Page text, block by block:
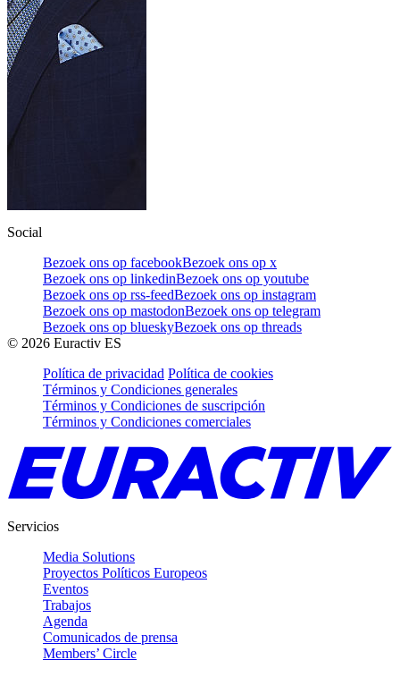
Social
Bezoek ons op facebookBezoek ons op x
Bezoek ons op linkedinBezoek ons op youtube
Bezoek ons op rss-feedBezoek ons op instagram
Bezoek ons op mastodonBezoek ons op telegram
Bezoek ons op blueskyBezoek ons op threads
© 2026 Euractiv ES
Política de privacidad Política de cookies
Términos y Condiciones generales
Términos y Condiciones de suscripción
Términos y Condiciones comerciales
Servicios
Media Solutions
Proyectos Políticos Europeos
Eventos
Trabajos
Agenda
Comunicados de prensa
Members’ Circle